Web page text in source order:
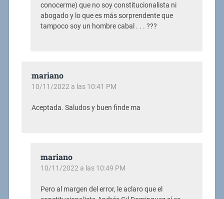
conocerme) que no soy constitucionalista ni
abogado y lo que es más sorprendente que
tampoco soy un hombre cabal . . . ???
mariano
10/11/2022 a las 10:41 PM
Aceptada. Saludos y buen finde ma
mariano
10/11/2022 a las 10:49 PM
Pero al margen del error, le aclaro que el